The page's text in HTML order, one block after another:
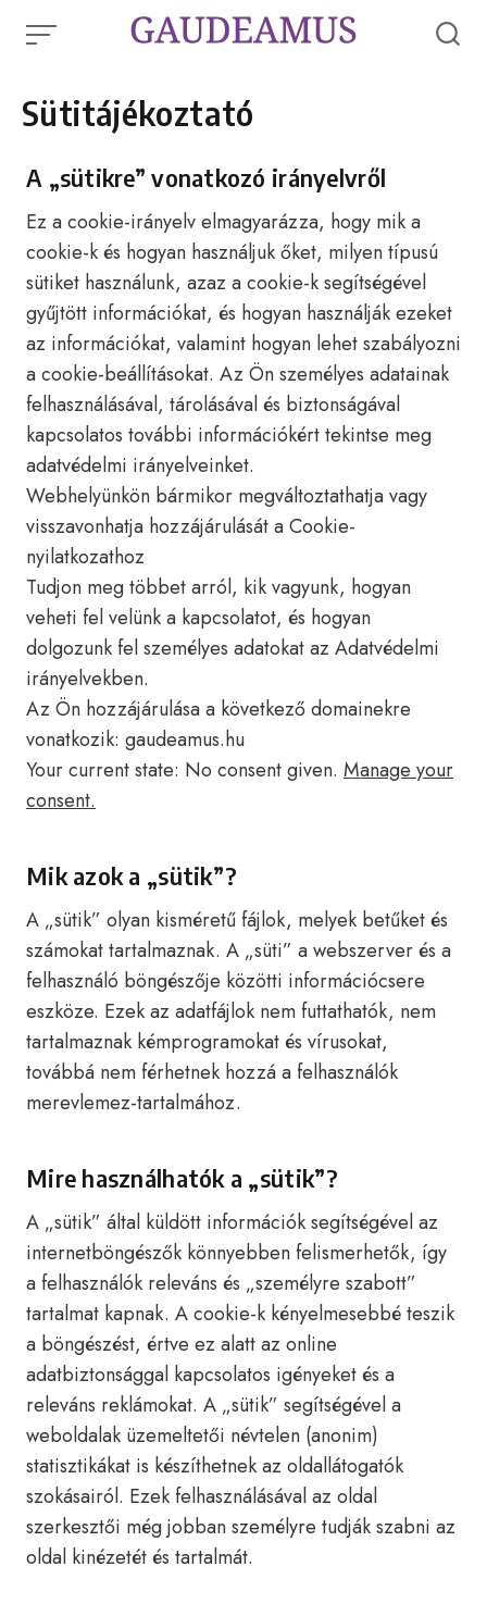
Sütitájékoztató
A „sütikre” vonatkozó irányelvről
Ez a cookie-irányelv elmagyarázza, hogy mik a
cookie-k és hogyan használjuk őket, milyen típusú
sütiket használunk, azaz a cookie-k segítségével
gyűjtött információkat, és hogyan használják ezeket
az információkat, valamint hogyan lehet szabályozni
a cookie-beállításokat. Az Ön személyes adatainak
felhasználásával, tárolásával és biztonságával
kapcsolatos további információkért tekintse meg
adatvédelmi irányelveinket.
Webhelyünkön bármikor megváltoztathatja vagy
visszavonhatja hozzájárulását a Cookie-
nyilatkozathoz
Tudjon meg többet arról, kik vagyunk, hogyan
veheti fel velünk a kapcsolatot, és hogyan
dolgozunk fel személyes adatokat az Adatvédelmi
irányelvekben.
Az Ön hozzájárulása a következő domainekre
vonatkozik: gaudeamus.hu
Your current state: No consent given. Manage your
consent.
Mik azok a „sütik”?
A „sütik” olyan kisméretű fájlok, melyek betűket és
számokat tartalmaznak. A „süti” a webszerver és a
felhasználó böngészője közötti információcsere
eszköze. Ezek az adatfájlok nem futtathatók, nem
tartalmaznak kémprogramokat és vírusokat,
továbbá nem férhetnek hozzá a felhasználók
merevlemez-tartalmához.
Mire használhatók a „sütik”?
A „sütik” által küldött információk segítségével az
internetböngészők könnyebben felismerhetők, így
a felhasználók releváns és „személyre szabott”
tartalmat kapnak. A cookie-k kényelmesebbé teszik
a böngészést, értve ez alatt az online
adatbiztonsággal kapcsolatos igényeket és a
releváns reklámokat. A „sütik” segítségével a
weboldalak üzemeltetői névtelen (anonim)
statisztikákat is készíthetnek az oldallátogatók
szokásairól. Ezek felhasználásával az oldal
szerkesztői még jobban személyre tudják szabni az
oldal kinézetét és tartalmát.